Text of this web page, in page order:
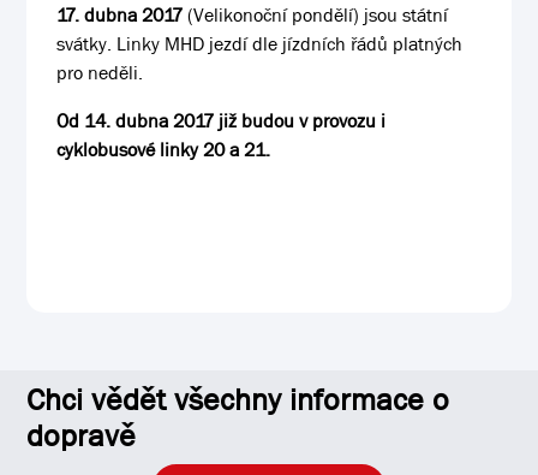
17. dubna 2017(Velikonoční pondělí) jsou státní
svátky. Linky MHD jezdí dle jízdních řádů platných
pro neděli.
Od 14. dubna 2017 již budou v provozu i
cyklobusové linky 20 a 21.
Chci vědět všechny informace o
dopravě